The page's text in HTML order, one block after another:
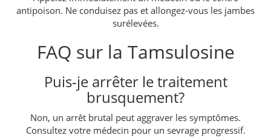
antipoison. Ne conduisez pas et allongez-vous les jambes
surélevées.
FAQ sur la Tamsulosine
Puis-je arrêter le traitement
brusquement?
Non, un arrêt brutal peut aggraver les symptômes.
Consultez votre médecin pour un sevrage progressif.